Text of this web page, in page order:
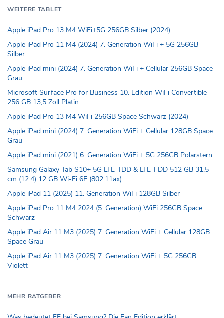
WEITERE TABLET
Apple iPad Pro 13 M4 WiFi+5G 256GB Silber (2024)
Apple iPad Pro 11 M4 (2024) 7. Generation WiFi + 5G 256GB
Silber
Apple iPad mini (2024) 7. Generation WiFi + Cellular 256GB Space
Grau
Microsoft Surface Pro for Business 10. Edition WiFi Convertible
256 GB 13,5 Zoll Platin
Apple iPad Pro 13 M4 WiFi 256GB Space Schwarz (2024)
Apple iPad mini (2024) 7. Generation WiFi + Cellular 128GB Space
Grau
Apple iPad mini (2021) 6. Generation WiFi + 5G 256GB Polarstern
Samsung Galaxy Tab S10+ 5G LTE-TDD & LTE-FDD 512 GB 31,5
cm (12.4) 12 GB Wi-Fi 6E (802.11ax)
Apple iPad 11 (2025) 11. Generation WiFi 128GB Silber
Apple iPad Pro 11 M4 2024 (5. Generation) WiFi 256GB Space
Schwarz
Apple iPad Air 11 M3 (2025) 7. Generation WiFi + Cellular 128GB
Space Grau
Apple iPad Air 11 M3 (2025) 7. Generation WiFi + 5G 256GB
Violett
MEHR RATGEBER